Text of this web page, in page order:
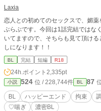
Laxia
恋人との初めてのセックスで、媚
ぶらぶです。今回は1話完結ではなく、何話か
いてますので、そちらも見て頂け
しになります！！
BL 完結 短編 R18
24h.ポイント 2,335pt
小説 524 位 / 228,744件 BL 87
BL ハッピーエンド 拘束
♡喘ぎ
濃密BL